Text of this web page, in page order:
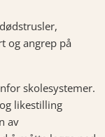
og angrep på
skolesystemer.
likestilling
av